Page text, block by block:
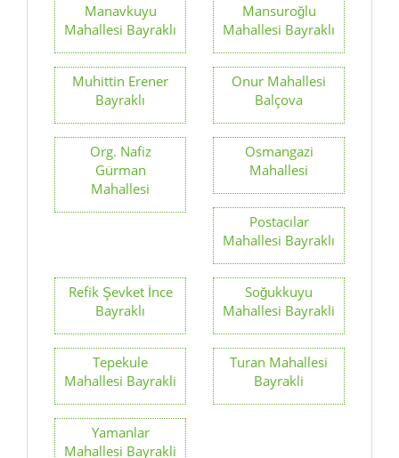
Manavkuyu
Mahallesi Bayraklı
Mansuroğlu
Mahallesi Bayraklı
Muhittin Erener
Bayraklı
Onur Mahallesi
Balçova
Org. Nafiz
Gürman
Mahallesi
Osmangazi
Mahallesi
Postacılar
Mahallesi Bayraklı
Refik Şevket İnce
Bayraklı
Soğukkuyu
Mahallesi Bayrakli
Tepekule
Mahallesi Bayrakli
Turan Mahallesi
Bayrakli
Yamanlar
Mahallesi Bayrakli